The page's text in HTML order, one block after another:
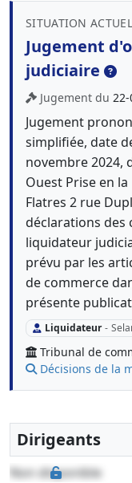
SITUATION
Jugement
judiciaire
Jugement du
Jugement
simplifiée, date
novembre 2024,
Ouest Prise en
Flatres 2 rue
déclarations des
liquidateur
prévu par les
de commerce
présente
Liquidateur -
Tribunal de
Décisions de la
Dirigeants
Non disponible